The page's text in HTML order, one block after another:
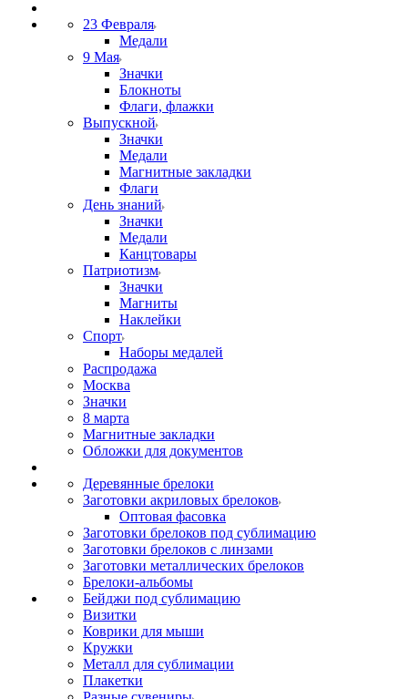
23 Февраля
Медали
9 Мая
Значки
Блокноты
Флаги, флажки
Выпускной
Значки
Медали
Магнитные закладки
Флаги
День знаний
Значки
Медали
Канцтовары
Патриотизм
Значки
Магниты
Наклейки
Спорт
Наборы медалей
Распродажа
Москва
Значки
8 марта
Магнитные закладки
Обложки для документов
Деревянные брелоки
Заготовки акриловых брелоков
Оптовая фасовка
Заготовки брелоков под сублимацию
Заготовки брелоков с линзами
Заготовки металлических брелоков
Брелоки-альбомы
Бейджи под сублимацию
Визитки
Коврики для мыши
Кружки
Металл для сублимации
Плакетки